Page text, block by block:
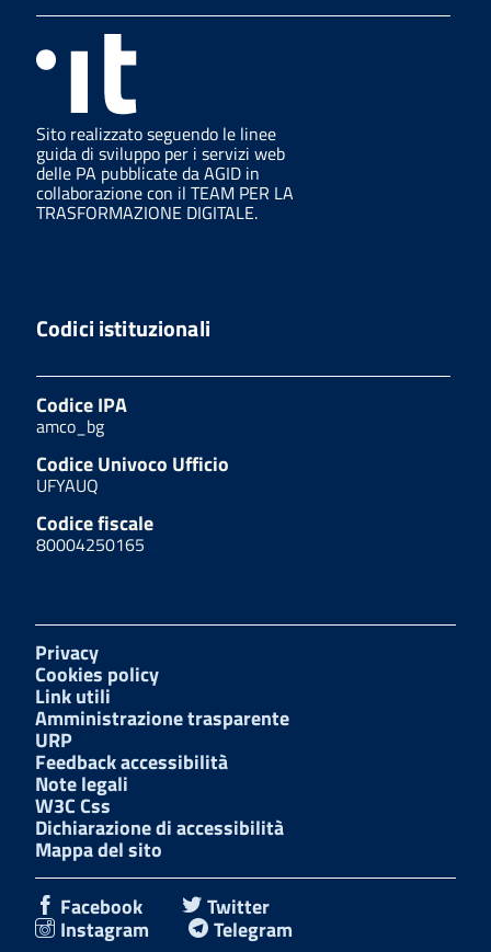
Sito realizzato seguendo le linee
guida di sviluppo per i servizi web
delle PA pubblicate da AGID in
collaborazione con il TEAM PER LA
TRASFORMAZIONE DIGITALE.
Codici istituzionali
Codice IPA
amco_bg
Codice Univoco Ufficio
UFYAUQ
Codice fiscale
80004250165
Privacy
Cookies policy
Link utili
Amministrazione trasparente
URP
Feedback accessibilità
Note legali
W3C Css
Dichiarazione di accessibilità
Mappa del sito
Facebook
Twitter
Instagram Telegram